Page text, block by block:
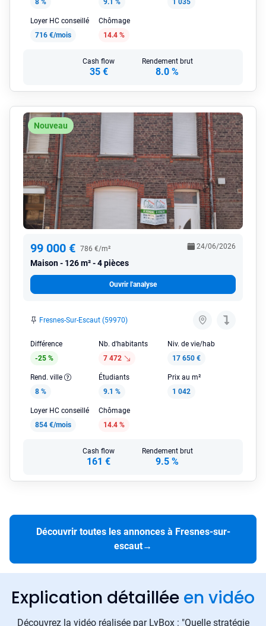
8 % 9.1 % 1 035
Loyer HC conseillé
716 €/mois
Chômage
14.4 %
Cash flow
35 €
Rendement brut
8.0 %
Nouveau
99 000 € 786 €/m²
Maison 126 m² - 4 pièces
24/06/2026
Ouvrir l'analyse
Fresnes-Sur-Escaut (59970)
Différence
-25 %
Nb. d'habitants
7 472
Niv. de vie/hab
17 650 €
Rend. ville
8 %
Étudiants
9.1 %
Prix au m²
1 042
Loyer HC conseillé
854 €/mois
Chômage
14.4 %
Cash flow
161 €
Rendement brut
9.5 %
Découvrir toutes les annonces à Fresnes-sur-
escaut→
Explication détaillée en vidéo
Découvrez la vidéo réalisée par LyBox : "Quelle stratégie